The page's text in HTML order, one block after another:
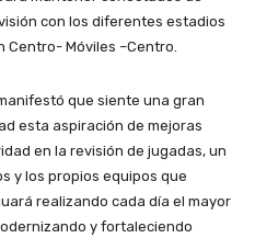
con los diferentes estadios
Móviles –Centro.
que siente una gran
esta aspiración de mejoras
en la revisión de jugadas, un
y los propios equipos que
realizando cada día el mayor
y fortaleciendo